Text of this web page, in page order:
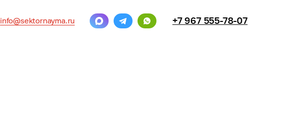
+7 967 555-78-07
info@sektornayma.ru